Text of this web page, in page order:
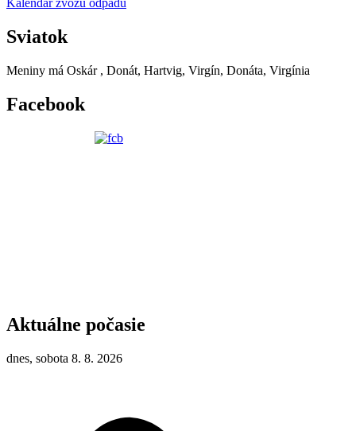
Kalendár zvozu odpadu
Sviatok
Meniny má Oskár , Donát, Hartvig, Virgín, Donáta, Virgínia
Facebook
Aktuálne počasie
dnes, sobota 8. 8. 2026